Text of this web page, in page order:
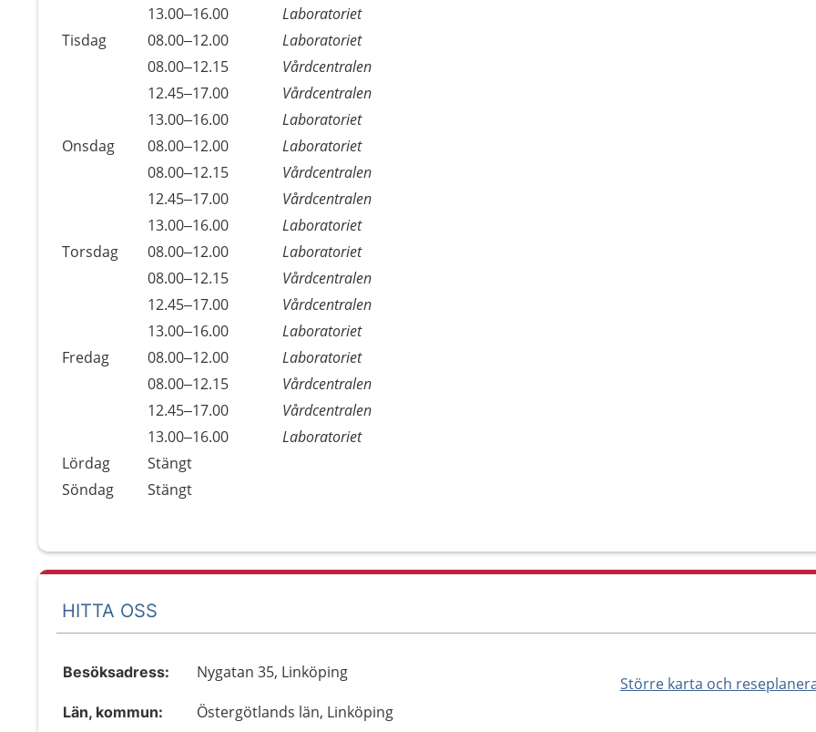
13.00–16.00
Laboratoriet
Tisdag
08.00–12.00
Laboratoriet
08.00–12.15
Vårdcentralen
12.45–17.00
Vårdcentralen
13.00–16.00
Laboratoriet
Onsdag
08.00–12.00
Laboratoriet
08.00–12.15
Vårdcentralen
12.45–17.00
Vårdcentralen
13.00–16.00
Laboratoriet
Torsdag
08.00–12.00
Laboratoriet
08.00–12.15
Vårdcentralen
12.45–17.00
Vårdcentralen
13.00–16.00
Laboratoriet
Fredag
08.00–12.00
Laboratoriet
08.00–12.15
Vårdcentralen
12.45–17.00
Vårdcentralen
13.00–16.00
Laboratoriet
Lördag
Stängt
Söndag
Stängt
HITTA OSS
Större karta och
Besöksadress: Nygatan 35, Linköping
Län, kommun: Östergötlands län, Linköping